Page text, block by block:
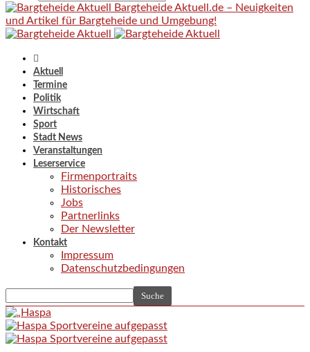
Bargteheide Aktuell.de – Neuigkeiten
und Artikel für Bargteheide und Umgebung!
Aktuell
Termine
Politik
Wirtschaft
Sport
Stadt News
Veranstaltungen
Leserservice
Firmenportraits
Historisches
Jobs
Partnerlinks
Der Newsletter
Kontakt
Impressum
Datenschutzbedingungen